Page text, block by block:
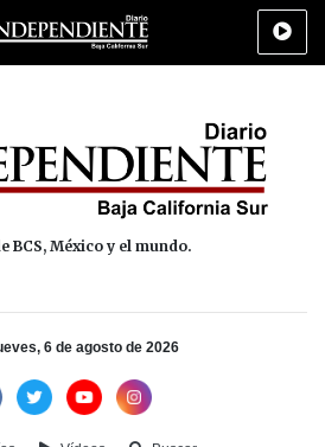
Policiaca Deportes Cultura
BCS, México y el mundo.
6 de agosto de 2026